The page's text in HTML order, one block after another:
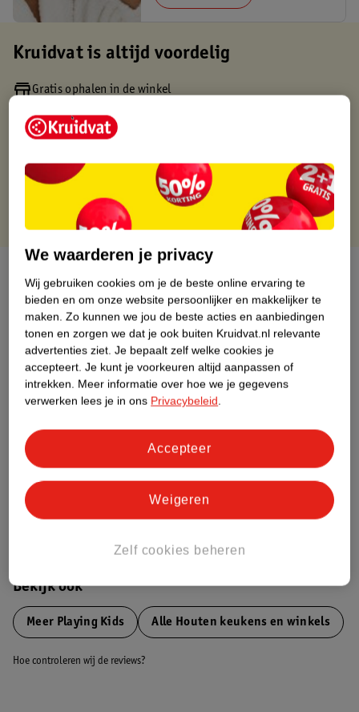
Kruidvat is altijd voordelig
Gratis ophalen in de winkel
Gratis thuisbezorgd vanaf 50.00
Gratis punten met je Kruidvat kaart
Productinformatie
Etiketinformatie
Nature Impact Score
Dit product heeft (nog) geen Nature
Impact Score.
Bekijk ook
Meer Playing Kids Alle Houten keukens en winkels
Hoe controleren wij de reviews?
We waarderen je privacy
Wij gebruiken cookies om je de beste online ervaring te
bieden en om onze website persoonlijker en makkelijker te
maken. Zo kunnen we jou de beste acties en aanbiedingen
tonen en zorgen we dat je ook buiten Kruidvat.nl relevante
advertenties ziet. Je bepaalt zelf welke cookies je
accepteert. Je kunt je voorkeuren altijd aanpassen of
intrekken. Meer informatie over hoe we je gegevens
verwerken lees je in ons Privacybeleid.
Zelf cookies beheren
Weigeren
Accepteer